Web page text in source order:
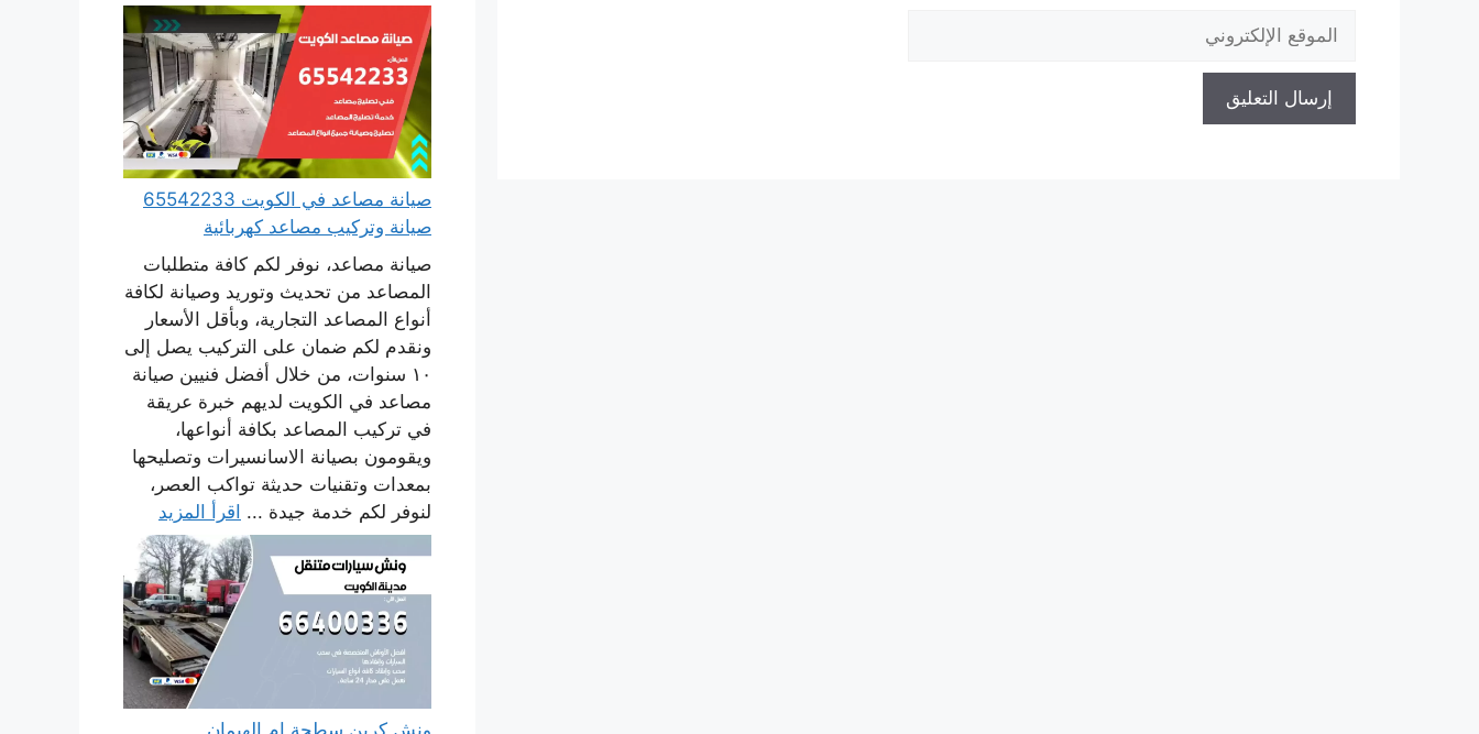
الموقع
الإلكتروني
صيانة مصاعد في الكويت 65542233
صيانة وتركيب مصاعد كهربائية
صيانة مصاعد، نوفر لكم كافة متطلبات
المصاعد من تحديث وتوريد وصيانة لكافة
أنواع المصاعد التجارية، وبأقل الأسعار
ونقدم لكم ضمان على التركيب يصل إلى
١٠ سنوات، من خلال أفضل فنيين صيانة
مصاعد في الكويت لديهم خبرة عريقة
في تركيب المصاعد بكافة أنواعها،
ويقومون بصيانة الاسانسيرات وتصليحها
بمعدات وتقنيات حديثة تواكب العصر،
لنوفر لكم خدمة جيدة ... اقرأ المزيد
ونش كرين سطحة ام الهيمان